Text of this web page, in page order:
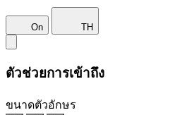
On TH
ตัวช่วยการเข้าถึง
ขนาดตัวอักษร